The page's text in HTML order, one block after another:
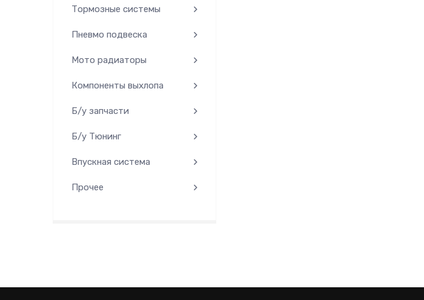
Тормозные системы
Пневмо подвеска
Мото радиаторы
Компоненты выхлопа
Б/у запчасти
Б/у Тюнинг
Впускная система
Прочее